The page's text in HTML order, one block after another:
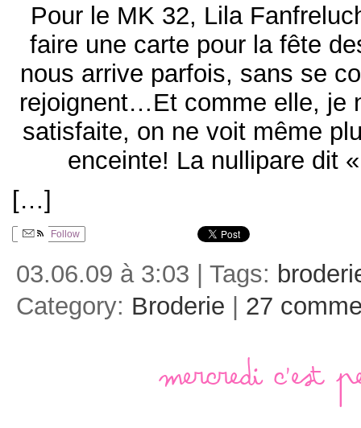
Pour le MK 32, Lila
faire une carte pour la fête
nous arrive parfois, sans se
rejoignent…Et comme elle, je
satisfaite, on ne voit même
enceinte! La nullipare dit
[…]
Follow
03.06.09 à 3:03 | Tags:
Category: Broderie 27
Mercredi c’est